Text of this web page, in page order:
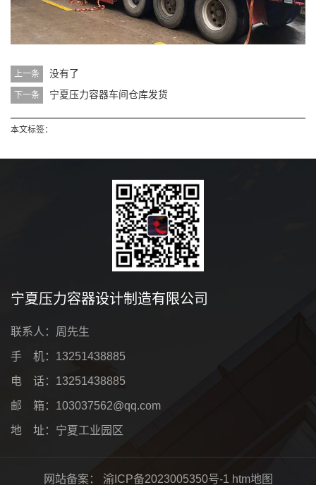
上一条 没有了
下一条 宁夏压力容器车间仓库发货
本文标签：
宁夏压力容器设计制造有限公司
联系人：周先生
手 机：13251438885
电 话：13251438885
邮 箱：103037562@qq.com
地 址：宁夏工业园区
网站备案： 渝ICP备2023005350号-1 htm地图